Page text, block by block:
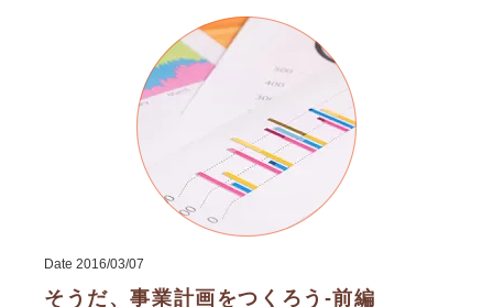
Date 2016/03/07
そうだ、事業計画をつくろう-前編